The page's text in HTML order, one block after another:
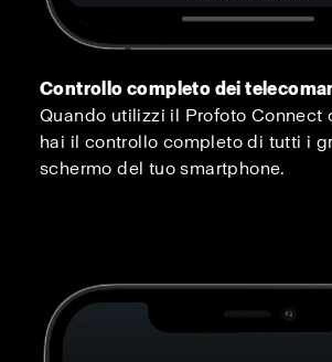
Controllo completo dei
Quando utilizzi il Profoto Connect
hai il controllo completo di tutti i
schermo del tuo smartphone.